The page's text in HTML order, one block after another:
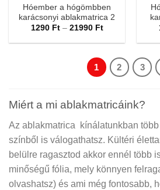
Hóember a hógömbben
karácsonyi ablakmatrica 2
1290 Ft – 21990 FtÁrtartomány:
-
1 2 3
Miért a mi ablakmatricáink?
Az ablakmatrica kínálatunkban
színből is válogathatsz. Kültéri
belülre ragasztod akkor ennél több
minőségű fólia, mely könnyen
olvashatsz) és ami még fontosabb,